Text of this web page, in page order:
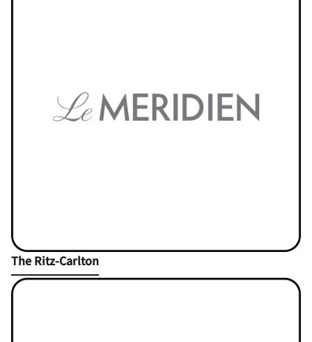
The Ritz-CarltonOpen in New Tab